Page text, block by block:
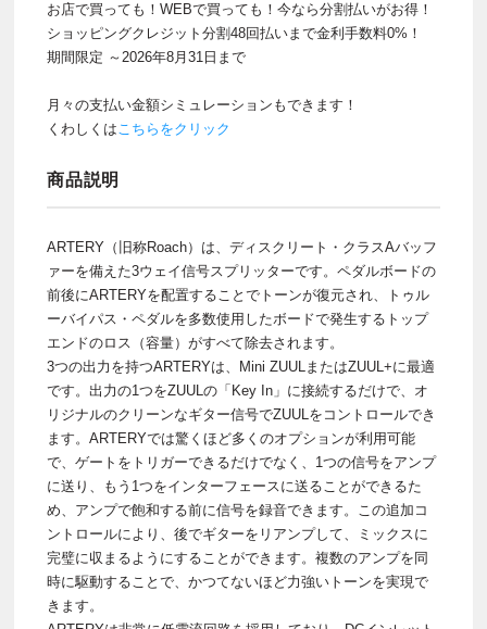
お店で買っても！WEBで買っても！今なら分割払いがお得！
ショッピングクレジット分割48回払いまで金利手数料0%！
期間限定 ～2026年8月31日まで
月々の支払い金額シミュレーションもできます！
くわしくはこちらをクリック
商品説明
ARTERY（旧称Roach）は、ディスクリート・クラスAバッフ
ァーを備えた3ウェイ信号スプリッターです。ペダルボードの
前後にARTERYを配置することでトーンが復元され、トゥル
ーバイパス・ペダルを多数使用したボードで発生するトップ
エンドのロス（容量）がすべて除去されます。
3つの出力を持つARTERYは、Mini ZUULまたはZUUL+に最適
です。出力の1つをZUULの「Key In」に接続するだけで、オ
リジナルのクリーンなギター信号でZUULをコントロールでき
ます。ARTERYでは驚くほど多くのオプションが利用可能
で、ゲートをトリガーできるだけでなく、1つの信号をアンプ
に送り、もう1つをインターフェースに送ることができるた
め、アンプで飽和する前に信号を録音できます。この追加コ
ントロールにより、後でギターをリアンプして、ミックスに
完璧に収まるようにすることができます。複数のアンプを同
時に駆動することで、かつてないほど力強いトーンを実現で
きます。